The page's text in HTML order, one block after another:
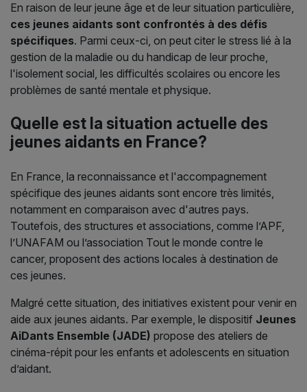
En raison de leur jeune âge et de leur situation particulière,
ces jeunes aidants sont confrontés à des défis
spécifiques. Parmi ceux-ci, on peut citer le stress lié à la
gestion de la maladie ou du handicap de leur proche,
l'isolement social, les difficultés scolaires ou encore les
problèmes de santé mentale et physique.
Quelle est la situation actuelle des
jeunes aidants en France?
En France, la reconnaissance et l'accompagnement
spécifique des jeunes aidants sont encore très limités,
notamment en comparaison avec d'autres pays.
Toutefois, des structures et associations, comme l’APF,
l’UNAFAM ou l’association Tout le monde contre le
cancer, proposent des actions locales à destination de
ces jeunes.
Malgré cette situation, des initiatives existent pour venir en
aide aux jeunes aidants. Par exemple, le dispositif Jeunes
AiDants Ensemble (JADE) propose des ateliers de
cinéma-répit pour les enfants et adolescents en situation
d’aidant.